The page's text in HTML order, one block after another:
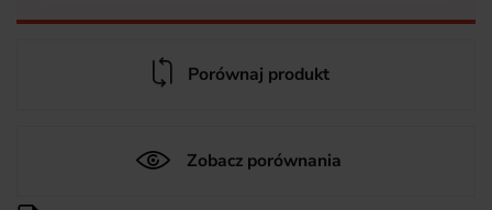
Porównaj produkt
Zobacz porównania